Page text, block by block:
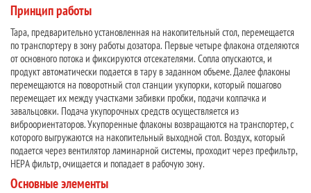
Принцип работы
Тара, предварительно установленная на накопительный стол, перемещается
по транспортеру в зону работы дозатора. Первые четыре флакона отделяются
от основного потока и фиксируются отсекателями. Сопла опускаются, и
продукт автоматически подается в тару в заданном объеме. Далее флаконы
перемещаются на поворотный стол станции укупорки, который пошагово
перемещает их между участками забивки пробки, подачи колпачка и
завальцовки. Подача укупорочных средств осуществляется из
виброориентаторов. Укупоренные флаконы возвращаются на транспортер, с
которого выгружаются на накопительный выходной стол. Воздух, который
подается через вентилятор ламинарной системы, проходит через префильтр,
HEPA фильтр, очищается и попадает в рабочую зону.
Основные элементы